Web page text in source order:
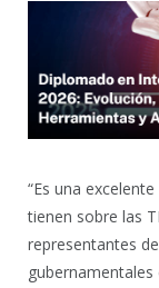
“Es una
tienen sobre las
representantes